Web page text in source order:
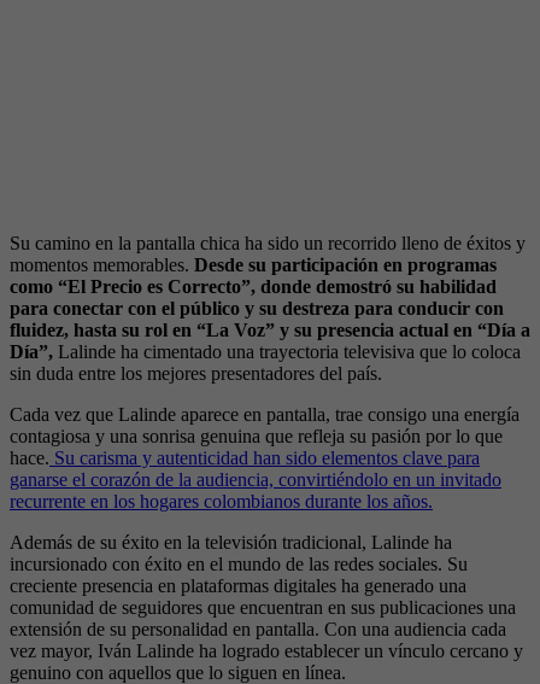
Su camino en la pantalla chica ha sido un recorrido lleno de éxitos y
momentos memorables. Desde su participación en programas
como “El Precio es Correcto”, donde demostró su habilidad
para conectar con el público y su destreza para conducir con
fluidez, hasta su rol en “La Voz” y su presencia actual en “Día a
Día”, Lalinde ha cimentado una trayectoria televisiva que lo coloca
sin duda entre los mejores presentadores del país.
Cada vez que Lalinde aparece en pantalla, trae consigo una energía
contagiosa y una sonrisa genuina que refleja su pasión por lo que
hace. Su carisma y autenticidad han sido elementos clave para
ganarse el corazón de la audiencia, convirtiéndolo en un invitado
recurrente en los hogares colombianos durante los años.
Además de su éxito en la televisión tradicional, Lalinde ha
incursionado con éxito en el mundo de las redes sociales. Su
creciente presencia en plataformas digitales ha generado una
comunidad de seguidores que encuentran en sus publicaciones una
extensión de su personalidad en pantalla. Con una audiencia cada
vez mayor, Iván Lalinde ha logrado establecer un vínculo cercano y
genuino con aquellos que lo siguen en línea.